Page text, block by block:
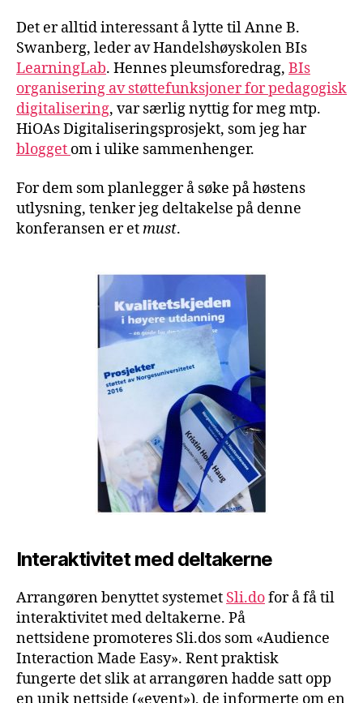
Det er alltid interessant å lytte til Anne B.
Swanberg, leder av Handelshøyskolen BIs
LearningLab. Hennes pleumsforedrag, BIs
organisering av støttefunksjoner for pedagogisk
digitalisering, var særlig nyttig for meg mtp.
HiOAs Digitaliseringsprosjekt, som jeg har
blogget om i ulike sammenhenger.
For dem som planlegger å søke på høstens
utlysning, tenker jeg deltakelse på denne
konferansen er etmust.
Interaktivitet med deltakerne
Arrangøren benyttet systemet Sli.dofor å få til
interaktivitet med deltakerne. På
nettsidene promoteres Sli.dos som «Audience
Interaction Made Easy». Rent praktisk
fungerte det slik at arrangøren hadde satt opp
en unik nettside («event»), de informerte om en